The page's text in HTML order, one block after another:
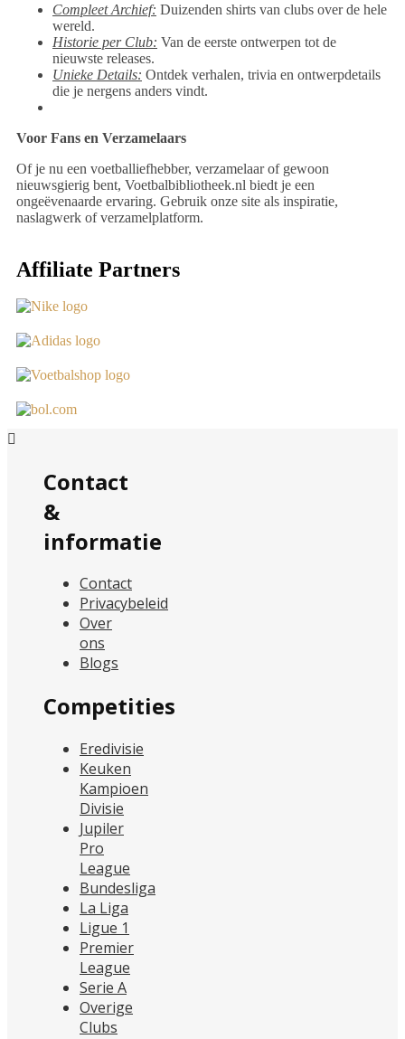
Compleet Archief: Duizenden shirts van clubs over de hele
wereld.
Historie per Club: Van de eerste ontwerpen tot de
nieuwste releases.
Unieke Details: Ontdek verhalen, trivia en ontwerpdetails
die je nergens anders vindt.
Voor Fans en Verzamelaars
Of je nu een voetballiefhebber, verzamelaar of gewoon
nieuwsgierig bent, Voetbalbibliotheek.nl biedt je een
ongeëvenaarde ervaring. Gebruik onze site als inspiratie,
naslagwerk of verzamelplatform.
Affiliate Partners
Contact
&
informatie
Contact
Privacybeleid
Over
ons
Blogs
Competities
Eredivisie
Keuken
Kampioen
Divisie
Jupiler
Pro
League
Bundesliga
La Liga
Ligue 1
Premier
League
Serie A
Overige
Clubs